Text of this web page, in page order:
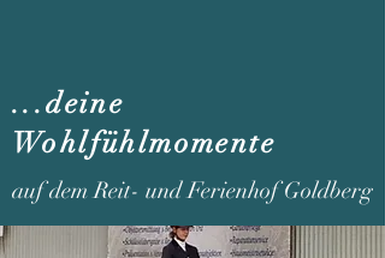
...deine
Wohlfühlmomente
auf dem Reit- und Ferienhof Goldberg